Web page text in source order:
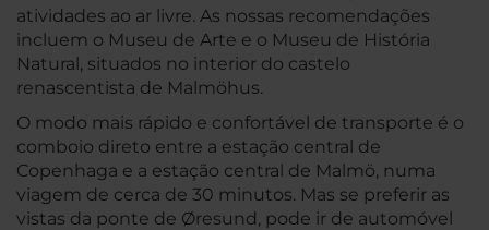
atividades ao ar livre. As nossas recomendações
incluem o Museu de Arte e o Museu de História
Natural, situados no interior do castelo
renascentista de Malmöhus.
O modo mais rápido e confortável de transporte é o
comboio direto entre a estação central de
Copenhaga e a estação central de Malmö, numa
viagem de cerca de 30 minutos. Mas se preferir as
vistas da ponte de Øresund, pode ir de automóvel